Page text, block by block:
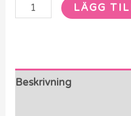
LÄGG
Beskrivning